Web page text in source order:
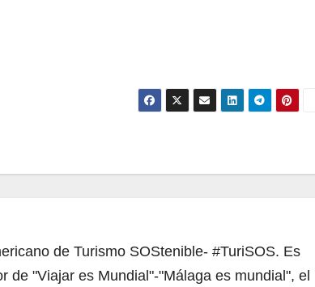
de Turismo SOStenible- #TuriSOS. Es
de "Viajar es Mundial"-"Málaga es mundial", el